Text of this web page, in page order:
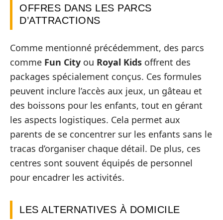
OFFRES DANS LES PARCS
D’ATTRACTIONS
Comme mentionné précédemment, des parcs
comme Fun City ou Royal Kids offrent des
packages spécialement conçus. Ces formules
peuvent inclure l’accès aux jeux, un gâteau et
des boissons pour les enfants, tout en gérant
les aspects logistiques. Cela permet aux
parents de se concentrer sur les enfants sans le
tracas d’organiser chaque détail. De plus, ces
centres sont souvent équipés de personnel
pour encadrer les activités.
LES ALTERNATIVES À DOMICILE